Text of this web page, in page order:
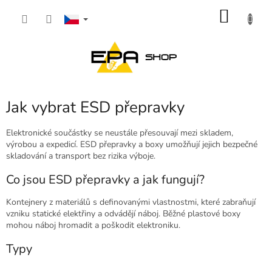
Jak vybrat ESD přepravky
Elektronické součástky se neustále přesouvají mezi skladem,
výrobou a expedicí. ESD přepravky a boxy umožňují jejich bezpečné
skladování a transport bez rizika výboje.
Co jsou ESD přepravky a jak fungují?
Kontejnery z materiálů s definovanými vlastnostmi, které zabraňují
vzniku statické elektřiny a odvádějí náboj. Běžné plastové boxy
mohou náboj hromadit a poškodit elektroniku.
Typy